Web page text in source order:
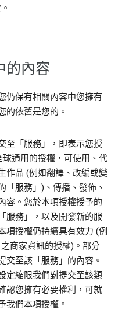
的內容
仍保有相關內容中您擁有
的依舊是您的。
至「服務」，即表示您授
通用的授權，可使用、代
作品 (例如翻譯、改編或變
「服務」)、傳播、發佈、
容。您於本項授權授予的
服務」，以及開發新的服
項授權仍持續具有效力 (例
商家資訊的授權)。部分
交至該「服務」的內容。
定縮限我們對提交至該類
認您擁有必要權利，可就
我們本項授權。